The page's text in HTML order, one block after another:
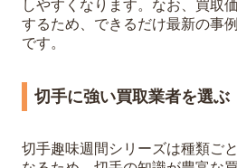
しやすくなります。なお、買取
するため、できるだけ最新の事
です。
切手に強い買取業者を選ぶ
切手趣味週間シリーズは種類ご